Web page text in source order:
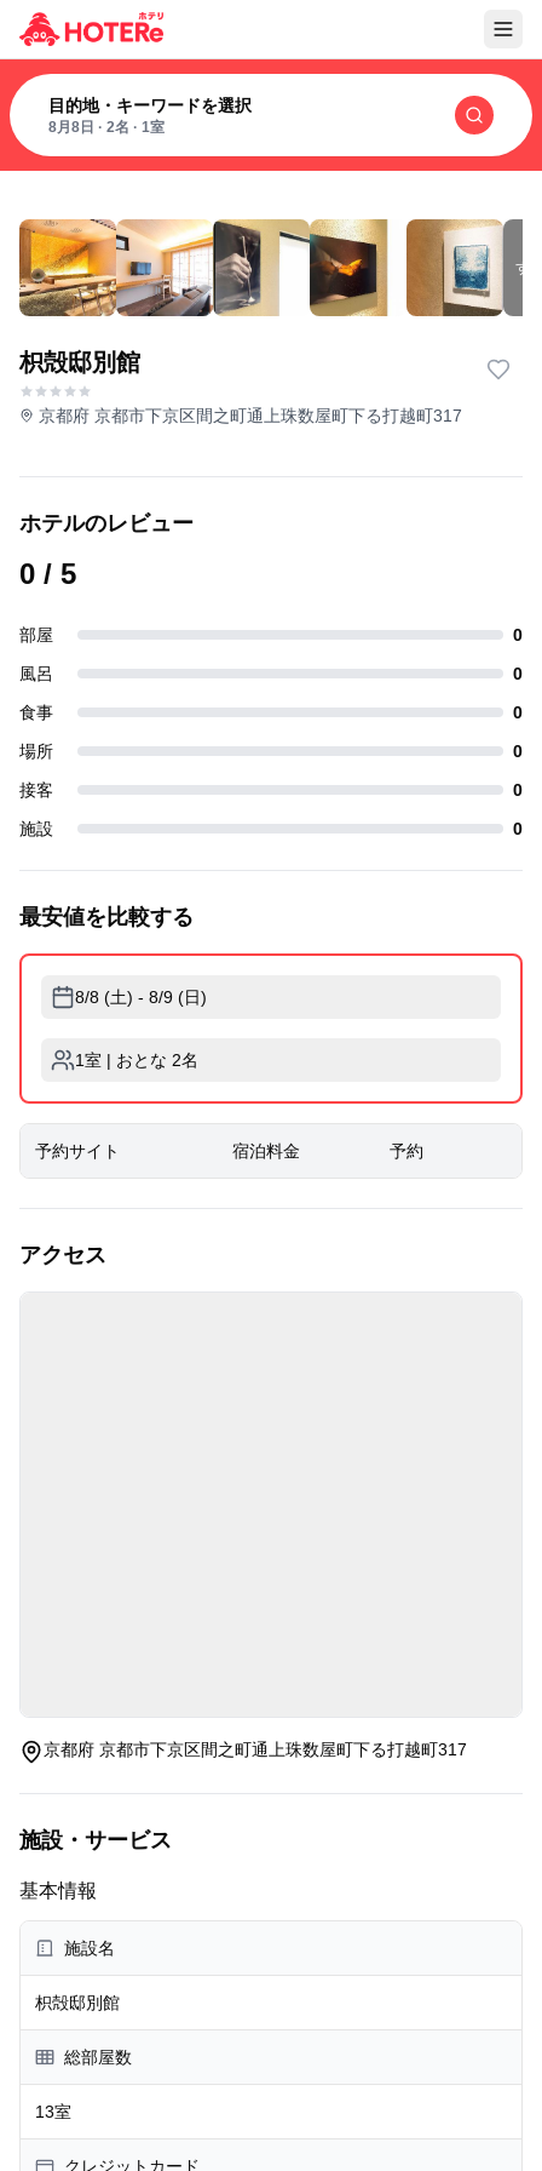
目的地・キーワードを選択
8月8日 · 2名 · 1室
す
枳殻邸別館
京都府 京都市下京区間之町通上珠数屋町下る打越町317
ホテルのレビュー
0 / 5
部屋
0
風呂
0
食事
0
場所
0
接客
0
施設
0
最安値を比較する
8/8 (土) - 8/9 (日)
1室 | おとな 2名
予約サイト 宿泊料金 予約
アクセス
京都府 京都市下京区間之町通上珠数屋町下る打越町317
施設・サービス
基本情報
施設名
枳殻邸別館
総部屋数
13室
クレジットカード